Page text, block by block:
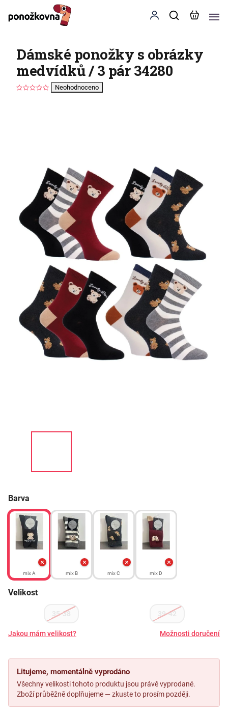
Dámské ponožky s obrázky
medvídků / 3 pár 34280
Neohodnoceno
Barva
mix A mix B mix C mix D
Velikost
35-38 39-42
Jakou mám velikost? Možnosti doručení
Litujeme, momentálně vyprodáno
Všechny velikosti tohoto produktu jsou právě vyprodané.
Zboží průběžně doplňujeme — zkuste to prosím později.